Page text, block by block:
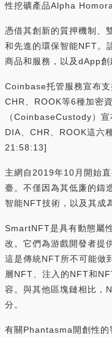
性挖礦產品Alpha
憑借其創新的質押機制、
和先進的環保智能NFT。
商品和服務，以及dApp創
Coinbase托管服務宣布
CHR、ROOK等6種加密
（CoinbaseCustody）
DIA、CHR、ROOK這六
21:58:13]
主網自2019年10月開始
臺。不僅因為其低廉的鑄
智能NFT技術，以及其成
SmartNFT是具有動態屬
改。它們為游戲開發者提
這是傳統NFT所不可能做
層NFT、注入的NFT和
容。與其他區塊鏈相比，
分。
有關Phantasma開創性的